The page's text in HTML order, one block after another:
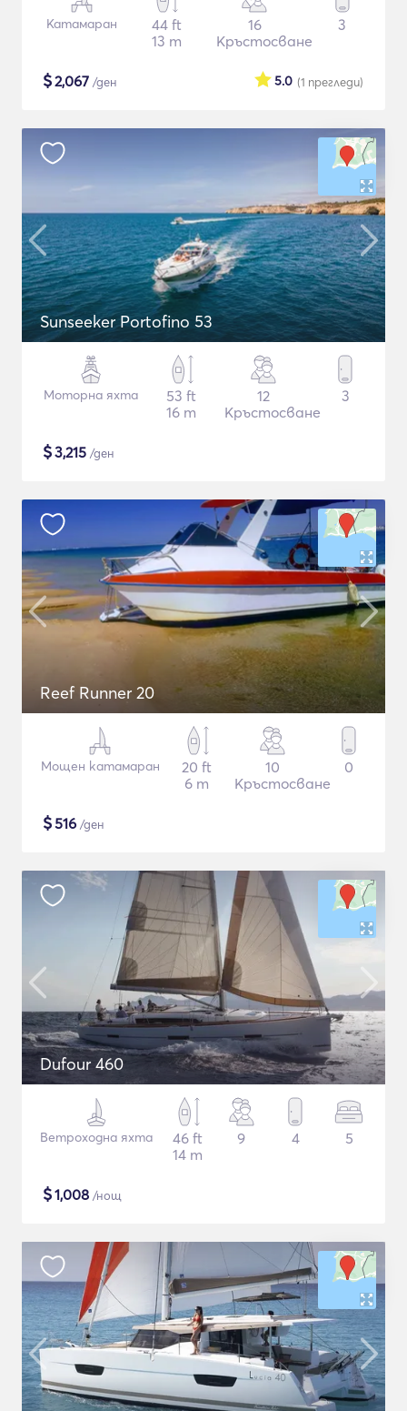
Катамаран
44 ft
13 m
16
Кръстосване
3
$2,067 /ден (1 прегледи)
5.0
Sunseeker Portofino 53
Моторна яхта
53 ft
16 m
12
Кръстосване
3
$3,215 /ден
Reef Runner 20
Мощен катамаран
20 ft
6 m
10
Кръстосване
0
$516 /ден
Dufour 460
Ветроходна яхта
46 ft
14 m
9 4 5
$1,008 /нощ